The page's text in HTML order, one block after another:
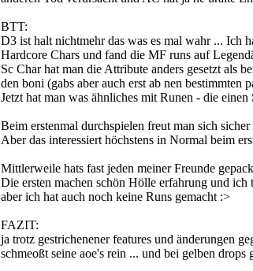
BTT:
D3 ist halt nichtmehr das was es mal wahr ... Ich
Hardcore Chars und fand die MF runs auf
Sc Char hat man die Attribute anders gesetzt als
den boni (gabs aber auch erst ab nen bestimmten
Jetzt hat man was ähnliches mit Runen - die
Beim erstenmal durchspielen freut man sich
Aber das interessiert höchstens in Normal beim
Mittlerweile hats fast jeden meiner Freunde
Die ersten machen schön Hölle erfahrung und
aber ich hat auch noch keine Runs gemacht :>
FAZIT:
ja trotz gestrichenener features und änderungen
schmeoßt seine aoe's rein ... und bei gelben